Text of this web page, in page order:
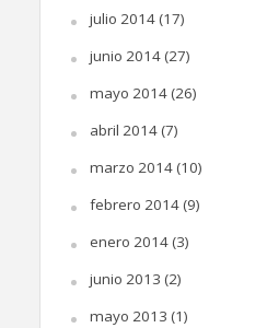
julio 2014(17)
junio 2014(27)
mayo 2014(26)
abril 2014(7)
marzo 2014(10)
febrero 2014(9)
enero 2014(3)
junio 2013 (2)
mayo 2013 (1)